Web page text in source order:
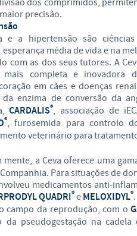
dos comprimidos,
precisão.
e a hipertensão são
média de vida e na
com as dos seus tutores. A
mais completa e inovadora
em cães e doenças
enzima de conversão da
CARDALIS®, associação de
®, furosemida para controlo
veterinário para
a Ceva oferece uma
Para situações de
medicamentos anti-
QUADRI®e MELOXIDYL®.
campo da reprodução, com o
da pseudogestação na